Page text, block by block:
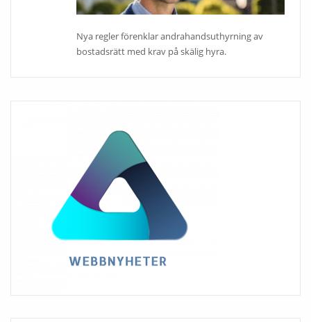
Nya regler förenklar andrahandsuthyrning av
bostadsrätt med krav på skälig hyra.